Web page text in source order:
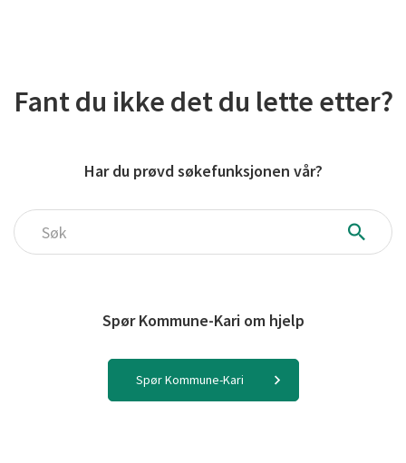
Fant du ikke det du lette etter?
Har du prøvd søkefunksjonen vår?
Søk
Spør Kommune-Kari om hjelp
Spør Kommune-Kari